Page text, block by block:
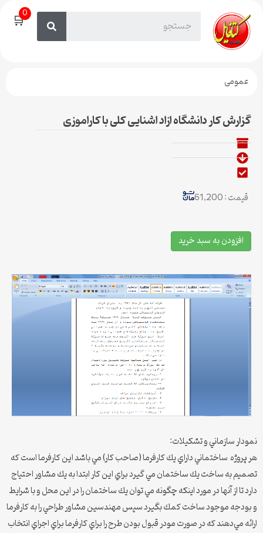
🛒0
عمومی
گزارش کار دانشگاه ازاد اشنایی کلی با کاراموزی
قیمت : 61,200
افزودن به سبد خرید
نمودار سازماني و تشكيلات:
هر پروژه ساختماني داراي يك كارفرما (صاحب كار) مي باشد اين كارفرما است كه
تصميم به ساخت يك ساختمان مي گيرد براي اين كار ابتدا به يك مشاور احتياج
دارد تا از آنها در مورد اينكه چگونه مي توان يك ساختمان را در اين محل و با شرايط
و بودجه موجود ساخت كمك بگيرد سپس مهندسين مشاور طراحي را به كارفرما
ارائه مي‌دهند كه در صورت مودر قبول بودن طرح را براي كارفرما براي اجراي انتخاب